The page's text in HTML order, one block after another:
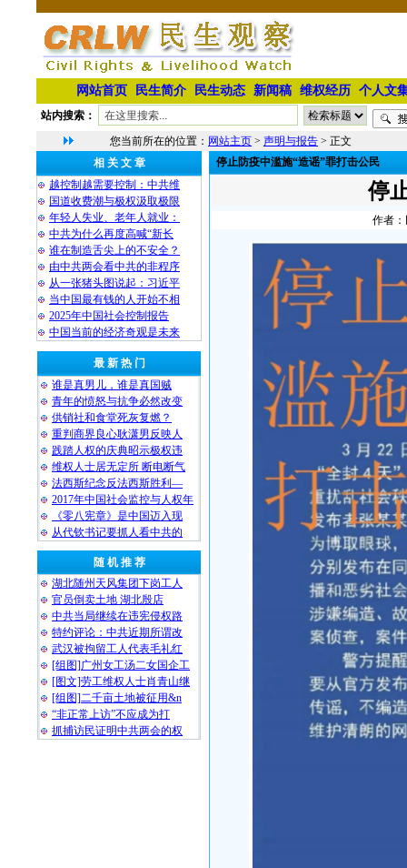
网站首页 民生简介 民生动态 新闻稿 维权经历 个人文
站内搜索：
您当前所在的位置： 网站主页 > 声明与报告 > 正文
相 关 文 章
越控制越需要控制：中共维
国道收费潮与极权汲取极限
年轻人失业、老年人就业：
中共为什么再度高喊“新长
谁在制造舌尖上的不安全？
由中共两会看中共的非程序
从一张猪头图说起：习近平
当中国最有钱的人开始不相
2025年中国社会控制报告
中国当前的经济奇观是未来
最 新 热 门
谁是真男儿，谁是真国贼
青年的愤怒与抗争必然改变
供销社和食堂死灰复燃？
重判商界良心耿潇男反映人
践踏人权的庆典昭示极权违
维权人士居无定所 断电断气
法西斯纪念反法西斯胜利—
2017年中国社会监控与人权年
《零八宪章》是中国迈入现
从代钦书记要抓人看中共的
随 机 推 荐
湖北随州天风集团下岗工人
官员倒卖土地 湖北殷店
中共当局继续在违宪侵权路
特约评论：中共近期所谓改
武汉被拘留工人代表毛礼红
[组图]广州女工汤二女国企工
[图文]劳工维权人士肖青山继
[组图]二千亩土地被征用&n
“非正常上访”不应成为打
抓捕访民证明中共两会的权
停止防疫中滥施“造谣”罪打击公民
停
作者：